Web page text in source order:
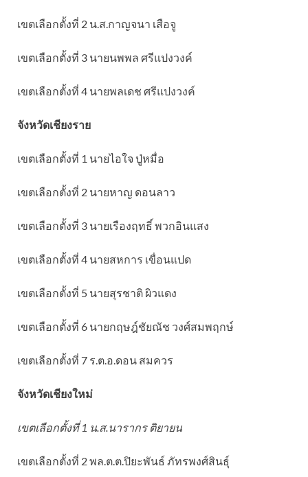
เขตเลือกตั้งที่ 2 น.ส.กาญจนา เสือจู
เขตเลือกตั้งที่ 3 นายนพพล ศรีแปงวงค์
เขตเลือกตั้งที่ 4 นายพลเดช ศรีแปงวงค์
จังหวัดเชียงราย
เขตเลือกตั้งที่ 1 นายไอใจ ปู่หมื่อ
เขตเลือกตั้งที่ 2 นายหาญ ดอนลาว
เขตเลือกตั้งที่ 3 นายเรืองฤทธิ์ พวกอินแสง
เขตเลือกตั้งที่ 4 นายสหการ เขื่อนแปด
เขตเลือกตั้งที่ 5 นายสุรชาติ ผิวแดง
เขตเลือกตั้งที่ 6 นายกฤษฎ์ชัยณัช วงศ์สมพฤกษ์
เขตเลือกตั้งที่ 7 ร.ต.อ.ดอน สมควร
จังหวัดเชียงใหม่
เขตเลือกตั้งที่ 1 น.ส.นารากร ติยายน
เขตเลือกตั้งที่ 2 พล.ต.ต.ปิยะพันธ์ ภัทรพงศ์สินธุ์